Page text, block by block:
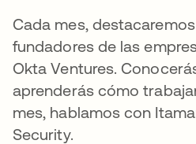
Cada mes,
fundadores de las
Okta Ventures.
aprenderás cómo
mes, hablamos con
Security.